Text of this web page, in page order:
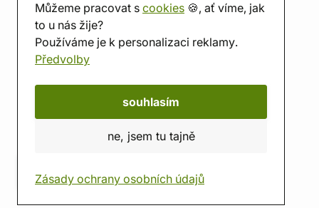
Můžeme pracovat s cookies 🍪, ať víme, jak
to u nás žije?
Používáme je k personalizaci reklamy.
Předvolby
souhlasím
ne, jsem tu tajně
Zásady ochrany osobních údajů
Prodejna
Herna
O nás
Hodnocení obchodu